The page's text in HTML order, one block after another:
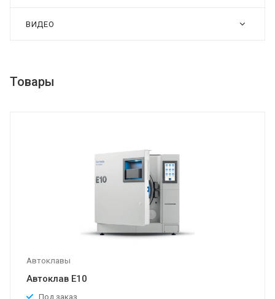
ВИДЕО
Товары
Автоклавы
Автоклав E10
Под заказ